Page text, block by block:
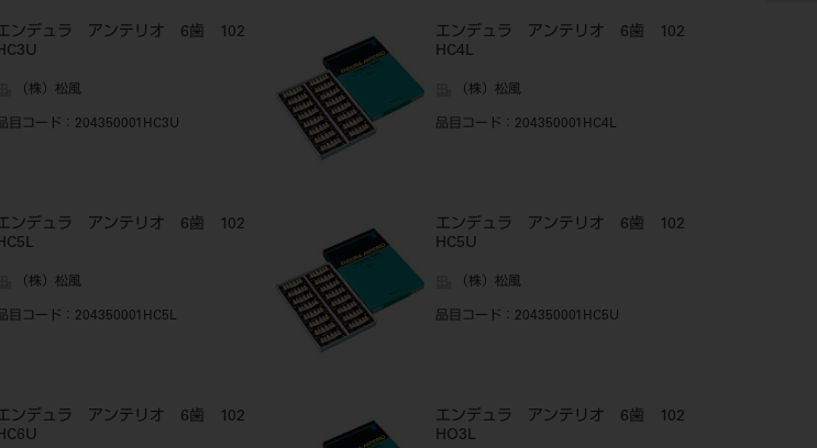
ンデュラ アンテリオ 6歯 102
（株）松風
目コード ：204350001HC3U
エンデュラ アンテリオ 6歯 102
HC4L
（株）松風
品目コード ：204350001HC4L
ンデュラ アンテリオ 6歯 102
（株）松風
目コード ：204350001HC5L
エンデュラ アンテリオ 6歯 102
HC5U
（株）松風
品目コード ：204350001HC5U
ンデュラ アンテリオ 6歯 102
エンデュラ アンテリオ 6歯 102
HO3L